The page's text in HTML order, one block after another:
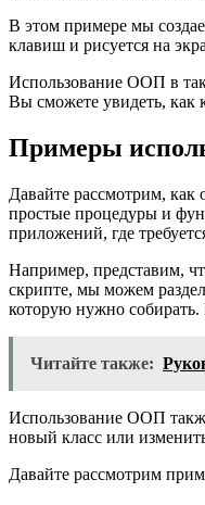
В этом примере мы
клавиш и рисуется на
Использование ООП в
Вы сможете увидеть, как
Примеры
Давайте рассмотрим, как
простые процедуры и
приложений, где
Например, представим,
скрипте, мы можем
которую нужно
Читайте также:
Использование ООП
новый класс или
Давайте рассмотрим